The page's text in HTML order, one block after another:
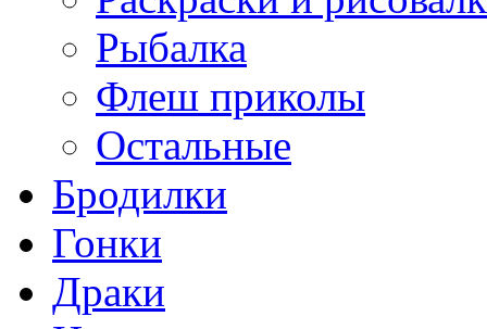
Рыбалка
Флеш приколы
Остальные
Бродилки
Гонки
Драки